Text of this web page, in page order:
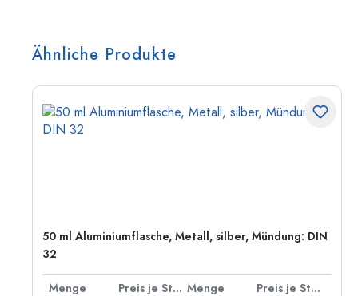
Ähnliche Produkte
50 ml Aluminiumflasche, Metall, silber, Mündung: DIN
32
Menge Preis je Stück Menge
Preis je Stück